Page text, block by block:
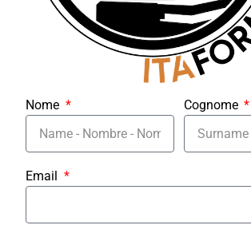
Nome Cognome
Email